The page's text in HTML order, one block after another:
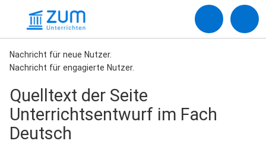
Nachricht für neue Nutzer.
Nachricht für engagierte Nutzer.
Quelltext der Seite
Unterrichtsentwurf im Fach
Deutsch